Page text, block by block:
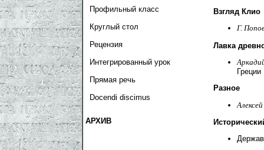
Профильный класс
Круглый стол
Рецензия
Интегрированный урок
Прямая речь
Docendi discimus
АРХИВ
Взгляд Клио
Г.
Лавка
Греции
Разное